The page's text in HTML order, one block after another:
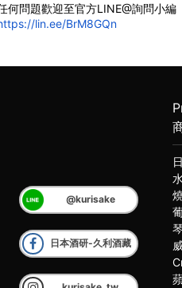
何問題歡迎至官方LINE@詢問小編
lin.ee/BrM8GQn
@kurisake
日本酒研-久利酒藏